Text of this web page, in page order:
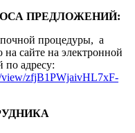
ПРЕДЛОЖЕНИЙ:
процедуры, а
сайте на электронной
по адресу:
view/zfjB1PWjaivHL7xF-